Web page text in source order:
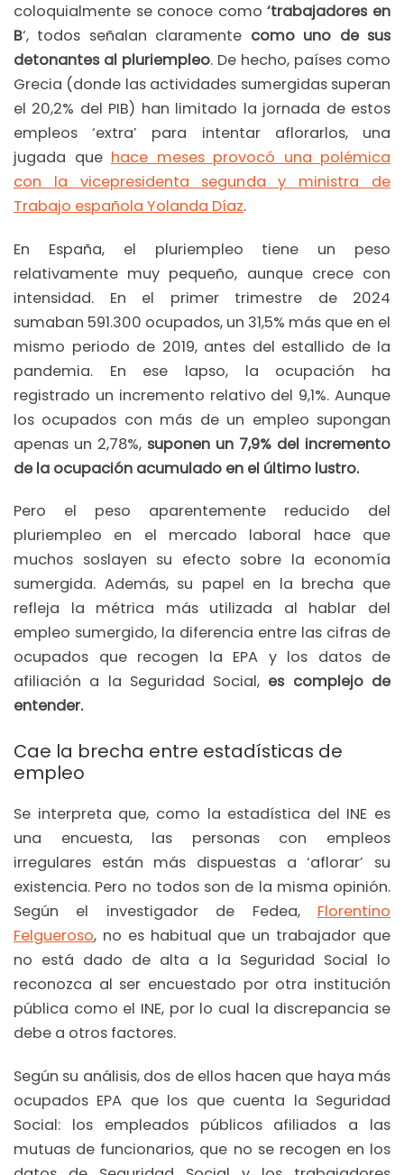
coloquialmente se conoce como‘trabajadores en
B‘, todos señalan claramente como uno de sus
detonantes al pluriempleo. De hecho, países como
Grecia (donde las actividades sumergidas superan
el 20,2% del PIB) han limitado la jornada de estos
empleos ‘extra’ para intentar aflorarlos, una
jugada que hace meses provocó una polémica
con la vicepresidenta segunda y ministra de
Trabajo española Yolanda Díaz.
En España, el pluriempleo tiene un peso
relativamente muy pequeño, aunque crece con
intensidad. En el primer trimestre de 2024
sumaban 591.300 ocupados, un 31,5% más que en el
mismo periodo de 2019, antes del estallido de la
pandemia. En ese lapso, la ocupación ha
registrado un incremento relativo del 9,1%. Aunque
los ocupados con más de un empleo supongan
apenas un 2,78%, suponen un 7,9% del incremento
de la ocupación acumulado en el último lustro.
Pero el peso aparentemente reducido del
pluriempleo en el mercado laboral hace que
muchos soslayen su efecto sobre la economía
sumergida. Además, su papel en la brecha que
refleja la métrica más utilizada al hablar del
empleo sumergido, la diferencia entre las cifras de
ocupados que recogen la EPA y los datos de
afiliación a la Seguridad Social, es complejo de
entender.
Cae la brecha entre estadísticas de
empleo
Se interpreta que, como la estadística del INE es
una encuesta, las personas con empleos
irregulares están más dispuestas a ‘aflorar’ su
existencia. Pero no todos son de la misma opinión.
Según el investigador de Fedea, Florentino
Felgueroso, no es habitual que un trabajador que
no está dado de alta a la Seguridad Social lo
reconozca al ser encuestado por otra institución
pública como el INE, por lo cual la discrepancia se
debe a otros factores.
Según su análisis, dos de ellos hacen que haya más
ocupados EPA que los que cuenta la Seguridad
Social: los empleados públicos afiliados a las
mutuas de funcionarios, que no se recogen en los